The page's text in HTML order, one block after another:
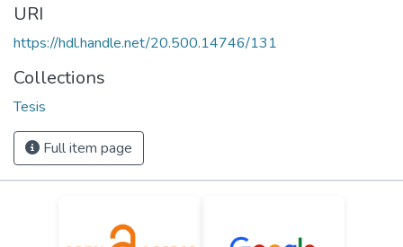
URI
https://hdl.handle.net/20.500.14746/131
Collections
Tesis
Full item page